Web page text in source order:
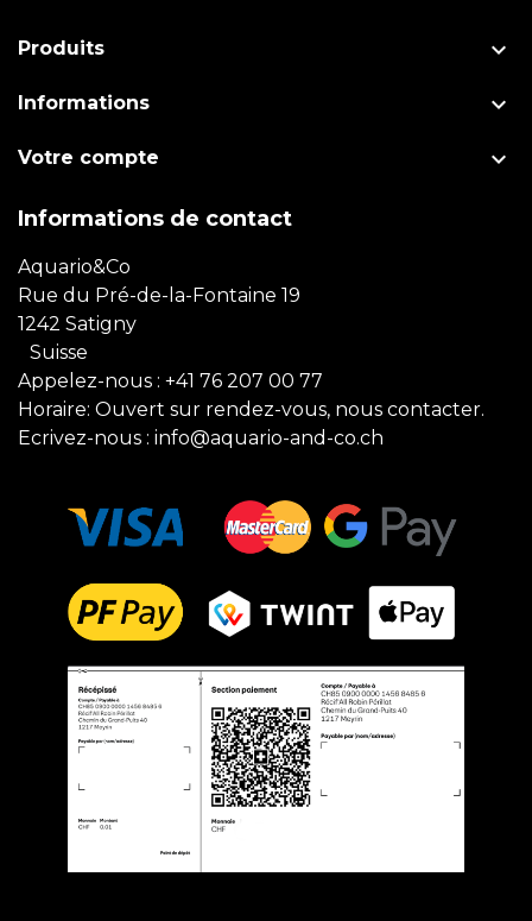
Produits 
Informations 
Votre compte 
Informations de contact
Aquario&Co
Rue du Pré-de-la-Fontaine 19
1242 Satigny
Suisse
Appelez-nous : +41 76 207 00 77
Horaire: Ouvert sur rendez-vous, nous contacter.
Ecrivez-nous : info@aquario-and-co.ch